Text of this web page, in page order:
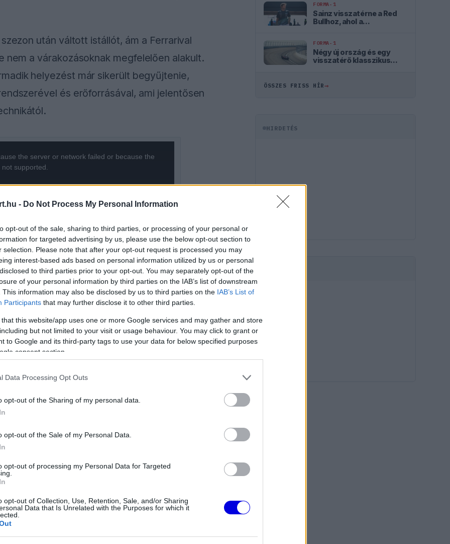
- Do Not Process My Personal Information
opt-out of the sale, sharing to third parties, or processing of your personal or
for targeted advertising by us, please use the below opt-out section to
selection. Please note that after your opt-out request is processed you may
interest-based ads based on personal information utilized by us or personal
to third parties prior to your opt-out. You may separately opt-out of the
of your personal information by third parties on the IAB’s list of downstream
This information may also be disclosed by us to third parties on the IAB’s List of
Participants that may further disclose it to other third parties.
that this website/app uses one or more Google services and may gather and store
but not limited to your visit or usage behaviour. You may click to grant or
to Google and its third-party tags to use your data for below specified purposes
consent section.
Data Processing Opt Outs
opt-out of the Sharing of my personal data.
opt-out of the Sale of my Personal Data.
opt-out of processing my Personal Data for Targeted
opt-out of Collection, Use, Retention, Sale, and/or Sharing
Data that Is Unrelated with the Purposes for which it
után váltott istállót, ám a Ferrarival
a várakozásoknak megfelelően alakult.
helyezést már sikerült begyűjtenie,
és erőforrásával, ami jelentősen
the server or network failed or because the
supported.
a Pitlane Life Lessons podcastben
visszaesése elsősorban az aktuális
"A jelenlegi szabályrendszer alatt
származik, ami nem kedvez Hamilton
szembeni nehézségeit is a
FORMA-1
Sainz visszatérne a Red
Bullhoz, ahol a
FORMA-1
Négy új ország és egy
visszatérő klasszikus
ÖSSZES FRISS HÍR→
HIRDETÉS